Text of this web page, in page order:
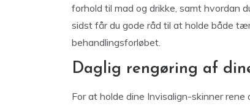
forhold til mad og drikke, samt hvordan
sidst får du gode råd til at holde både
behandlingsforløbet.
Daglig rengøring af
For at holde dine Invisalign-skinner